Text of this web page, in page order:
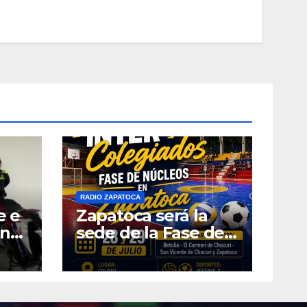
e
el
de
RADIO ZAPATOCA
Zapatoca será la
sede de la Fase de
Núcleos de los
Juegos
2026